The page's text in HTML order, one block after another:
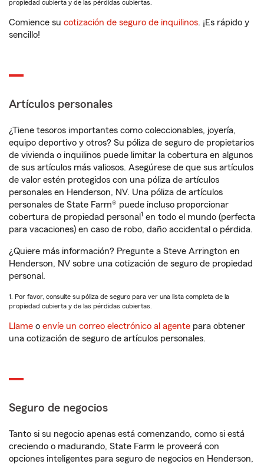
propiedad cubierta y de las pérdidas cubiertas.
Comience su cotización de seguro de inquilinos. ¡Es rápido y
sencillo!
Artículos personales
¿Tiene tesoros importantes como coleccionables, joyería,
equipo deportivo y otros? Su póliza de seguro de propietarios
de vivienda o inquilinos puede limitar la cobertura en algunos
de sus artículos más valiosos. Asegúrese de que sus artículos
de valor estén protegidos con una póliza de artículos
personales en Henderson, NV. Una póliza de artículos
personales de State Farm® puede incluso proporcionar
cobertura de propiedad personal 1 en todo el mundo (perfecta
para vacaciones) en caso de robo, daño accidental o pérdida.
¿Quiere más información? Pregunte a Steve Arrington en
Henderson, NV sobre una cotización de seguro de propiedad
personal.
1. Por favor, consulte su póliza de seguro para ver una lista completa de la
propiedad cubierta y de las pérdidas cubiertas.
Llame o envíe un correo electrónico al agente para obtener
una cotización de seguro de artículos personales.
Seguro de negocios
Tanto si su negocio apenas está comenzando, como si está
creciendo o madurando, State Farm le proveerá con
opciones inteligentes para seguro de negocios en Henderson,